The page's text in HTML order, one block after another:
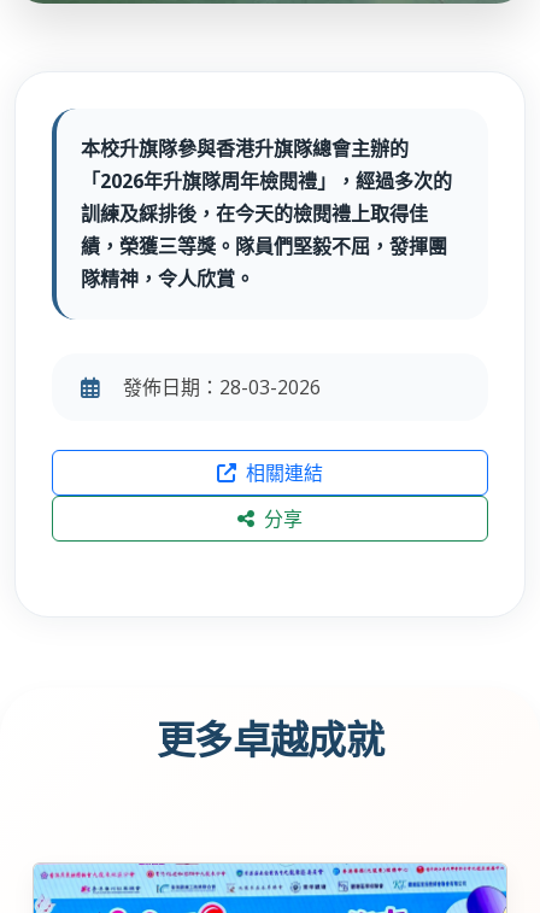
本校升旗隊參與香港升旗隊總會主辦的
「2026年升旗隊周年檢閱禮」，經過多次的
訓練及綵排後，在今天的檢閱禮上取得佳
績，榮獲三等獎。隊員們堅毅不屈，發揮團
隊精神，令人欣賞。
發佈日期：28-03-2026
相關連結
分享
更多卓越成就